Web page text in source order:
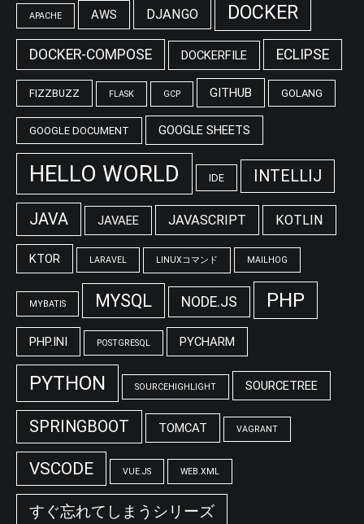
APACHE AWS DJANGO DOCKER
DOCKER-COMPOSE DOCKERFILE ECLIPSE
FIZZBUZZ FLASK GCP GITHUB GOLANG
GOOGLE DOCUMENT GOOGLE SHEETS
HELLO WORLD IDE INTELLIJ
JAVA JAVAEE JAVASCRIPT KOTLIN
KTOR LARAVEL LINUXコマンド MAILHOG
MYBATIS MYSQL NODE.JS PHP
PHP.INI POSTGRESQL PYCHARM
PYTHON SOURCEHIGHLIGHT SOURCETREE
SPRINGBOOT TOMCAT VAGRANT
VSCODE VUE.JS WEB.XML
すぐ忘れてしまうシリーズ